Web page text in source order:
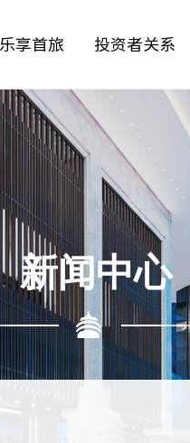
企业文化 联系我
乐享首旅 投资者关系
新闻中心